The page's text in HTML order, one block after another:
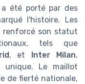
a été porté par des
l'histoire. Les
renforcé son statut
tels que
, et Inter Milan,
Le maillot
de fierté nationale,